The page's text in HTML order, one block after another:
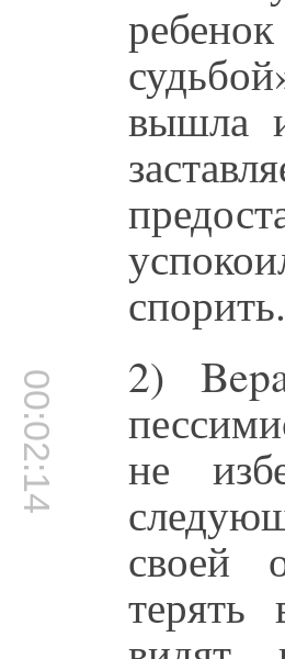
вышла
спорить.
00:02:14 2)
не
своей
терять